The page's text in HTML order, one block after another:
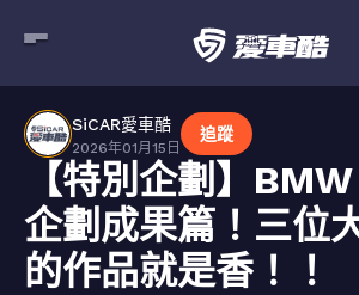
SiCAR愛車酷
2026年01月15日
追蹤
【特別企劃】
企劃成果篇！三位
的作品就是香！！